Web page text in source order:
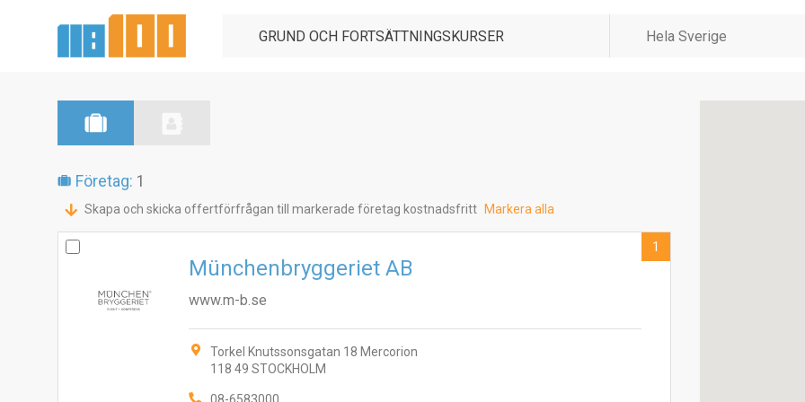
Företag: 1
Skapa och skicka offertförfrågan till markerade företag kostnadsfritt Markera alla
Münchenbryggeriet AB
www.m-b.se
Torkel Knutssonsgatan 18 Mercorion
118 49 STOCKHOLM
1